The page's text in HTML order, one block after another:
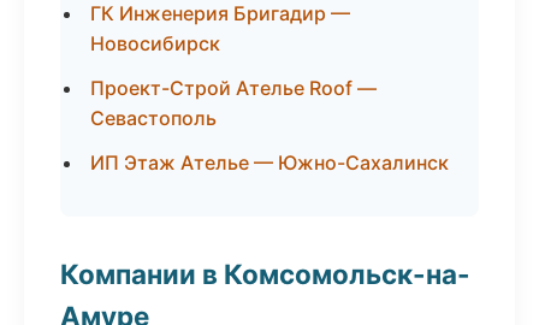
ГК Инженерия Бригадир —
Новосибирск
Проект-Строй Ателье Roof —
Севастополь
ИП Этаж Ателье — Южно-Сахалинск
Компании в Комсомольск-на-
Амуре